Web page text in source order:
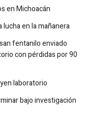
en Michoacán
lucha en la mañanera
fentanilo enviado
con pérdidas por 90
laboratorio
bajo investigación